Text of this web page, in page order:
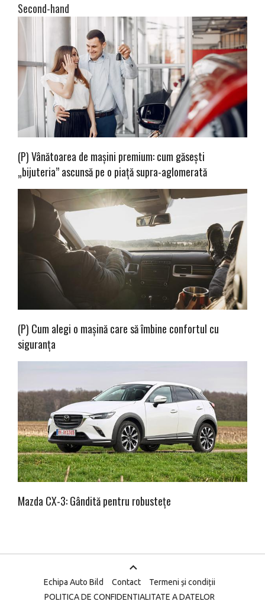
Second-hand
(P) Vânătoarea de mașini premium: cum găsești
„bijuteria” ascunsă pe o piață supra-aglomerată
(P) Cum alegi o mașină care să îmbine confortul cu
siguranța
Mazda CX-3: Gândită pentru robustețe
Echipa Auto Bild Contact
Termeni și condiții
POLITICA DE CONFIDENTIALITATE A DATELOR